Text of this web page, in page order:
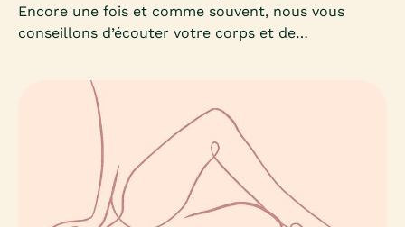
Encore une fois et comme souvent, nous vous
conseillons d’écouter votre corps et de
faire celle-ci) en termes de sexualité.Pourtant, la
période menstruelle s’accompagne souvent de
contraintes culturelles ; débarrassez-vous des
tabous et des clichés ! Osez parler de vos règles !
Non, ce n’est pas « sale » ! C’est un processus
naturel de la vie.Donc, sans parler de bienfaits,
parlons de sexe, parlons des règles, et surtout,